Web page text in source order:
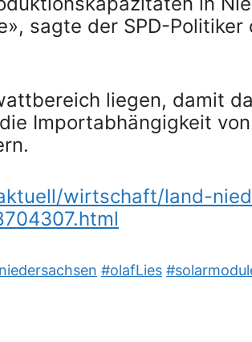
sagte der SPD-
liegen, damit
Importabhängigkeit
wirtschaft/land-
#olafLies